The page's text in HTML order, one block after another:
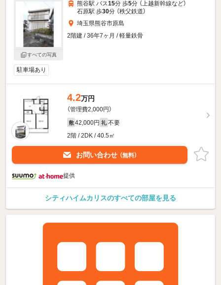
すべての写真
熊谷駅 バス15分 歩5分 （上越新幹線など）
石原駅 歩30分 （秩父鉄道）
埼玉県熊谷市原島
2階建 / 36年7ヶ月 / 軽量鉄骨
駐車場あり
4.2万円
（管理費2,000円）
敷 42,000円 礼 不要
2階 / 2DK / 40.5㎡
お問い合わせ （無料）
提供
シティハイムカリスのすべての部屋を見る